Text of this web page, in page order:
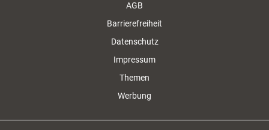
AGB
Barrierefreiheit
Datenschutz
Impressum
Themen
Werbung